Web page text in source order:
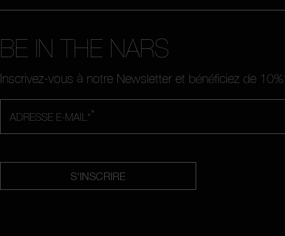
BE IN THE NARS
Inscrivez-vous à notre Newsletter et bénéficiez de
*
ADRESSE E-MAIL*
S'INSCRIRE